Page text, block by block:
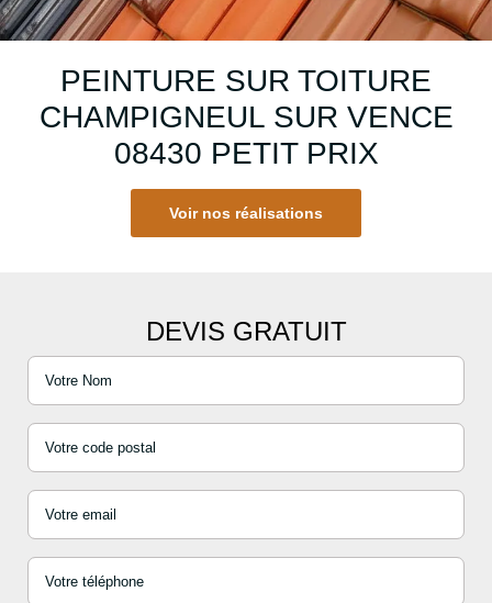
PEINTURE SUR TOITURE
CHAMPIGNEUL SUR VENCE
08430 PETIT PRIX
Voir nos réalisations
DEVIS GRATUIT